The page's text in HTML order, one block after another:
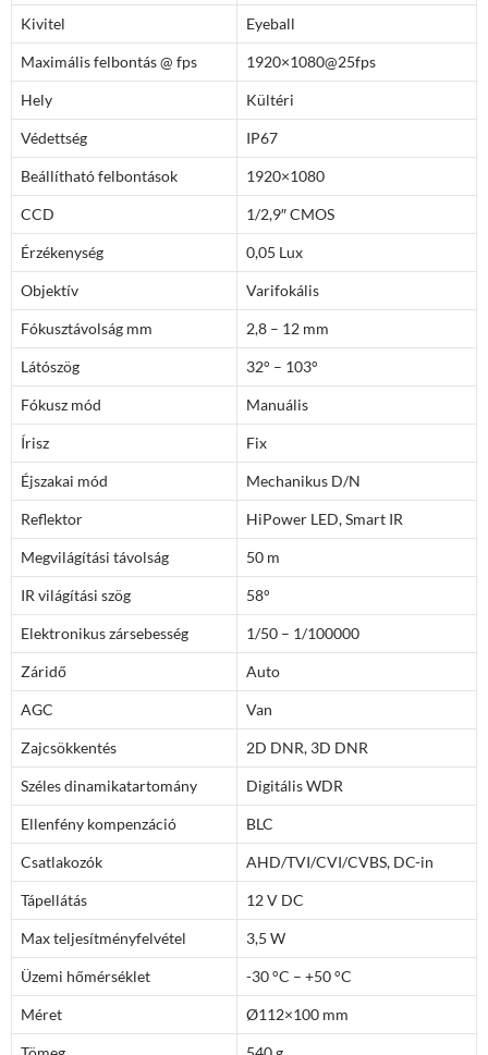
Kivitel Eyeball
Maximális felbontás @ fps 1920×1080@25fps
Hely Kültéri
Védettség IP67
Beállítható felbontások 1920×1080
CCD 1/2,9″ CMOS
Érzékenység 0,05 Lux
Objektív Varifokális
Fókusztávolság mm 2,8 – 12 mm
Látószög 32° – 103°
Fókusz mód Manuális
Írisz Fix
Éjszakai mód Mechanikus D/N
Reflektor HiPower LED, Smart IR
Megvilágítási távolság 50 m
IR világítási szög 58°
Elektronikus zársebesség 1/50 – 1/100000
Záridő Auto
AGC Van
Zajcsökkentés 2D DNR, 3D DNR
Széles dinamikatartomány Digitális WDR
Ellenfény kompenzáció BLC
Csatlakozók AHD/TVI/CVI/CVBS, DC-in
Tápellátás 12 V DC
Max teljesítményfelvétel 3,5 W
Üzemi hőmérséklet -30 °C – +50 °C
Méret Ø112×100 mm